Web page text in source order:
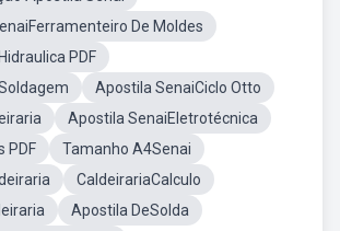
De Moldes
PDF
Apostila SenaiCiclo Otto
Apostila SenaiEletrotécnica
PDF
Tamanho A4Senai
CaldeirariaCalculo
Apostila DeSolda